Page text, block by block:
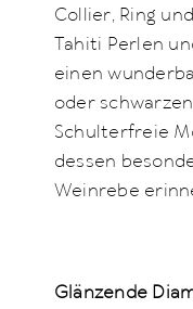
Collier, Ring
Tahiti Perlen
einen
oder
Schulterfreie
dessen
Weinrebe
Glänzende